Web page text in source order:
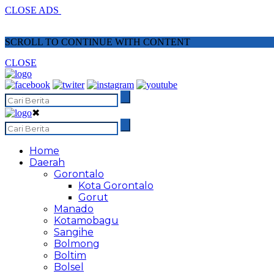
CLOSE ADS
SCROLL TO CONTINUE WITH CONTENT
CLOSE
✖
Home
Daerah
Gorontalo
Kota Gorontalo
Gorut
Manado
Kotamobagu
Sangihe
Bolmong
Boltim
Bolsel